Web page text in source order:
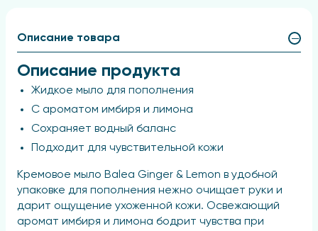
Описание товара
Описание продукта
Жидкое мыло для пополнения
С ароматом имбиря и лимона
Сохраняет водный баланс
Подходит для чувствительной кожи
Кремовое мыло Balea Ginger & Lemon в удобной
упаковке для пополнения нежно очищает руки и
дарит ощущение ухоженной кожи. Освежающий
аромат имбиря и лимона бодрит чувства при